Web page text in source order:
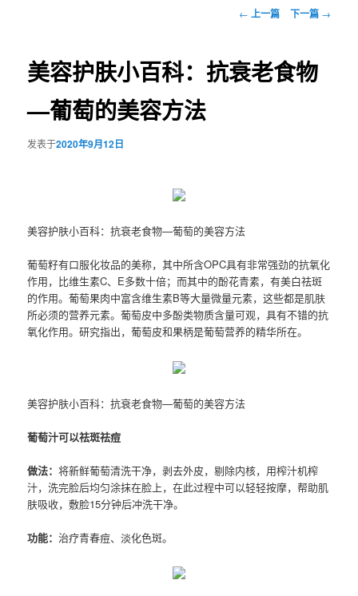
文
航
← 上一篇 下一篇 →
美容护肤小百科：抗衰老食物
—葡萄的美容方法
发表于2020年9月12日
美容护肤小百科：抗衰老食物—葡萄的美容方法
葡萄籽有口服化妆品的美称，其中所含OPC具有非常强劲的抗氧化
作用，比维生素C、E多数十倍；而其中的酚花青素，有美白祛斑
的作用。葡萄果肉中富含维生素B等大量微量元素，这些都是肌肤
所必须的营养元素。葡萄皮中多酚类物质含量可观，具有不错的抗
氧化作用。研究指出，葡萄皮和果柄是葡萄营养的精华所在。
美容护肤小百科：抗衰老食物—葡萄的美容方法
葡萄汁可以祛斑祛痘
做法：将新鲜葡萄清洗干净，剥去外皮，剔除内核，用榨汁机榨
汁，洗完脸后均匀涂抹在脸上，在此过程中可以轻轻按摩，帮助肌
肤吸收，敷脸15分钟后冲洗干净。
功能：治疗青春痘、淡化色斑。